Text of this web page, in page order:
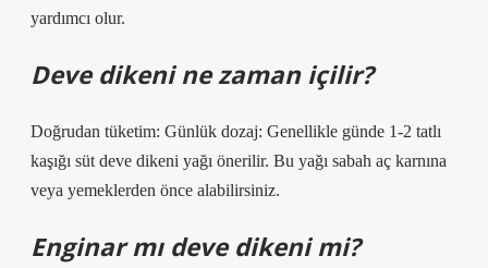
yardımcı olur.
Deve dikeni ne zaman içilir?
Doğrudan tüketim: Günlük dozaj: Genellikle günde 1-2 tatlı
kaşığı süt deve dikeni yağı önerilir. Bu yağı sabah aç karnına
veya yemeklerden önce alabilirsiniz.
Enginar mı deve dikeni mi?